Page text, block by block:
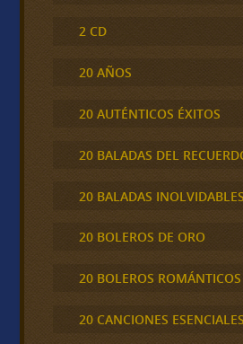
2 CD
20 AÑOS
20 AUTÉNTICOS ÉXITOS
20 BALADAS DEL
20 BALADAS INOLVIDABLES
20 BOLEROS DE ORO
20 BOLEROS ROMÁNTICOS
20 CANCIONES ESENCIALES